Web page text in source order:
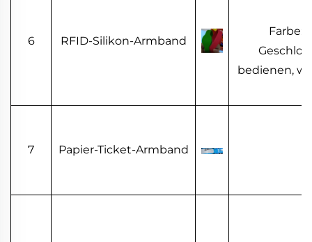
6 RFID-Silikon-Armband
Farbe:
bedienen,
7 Papier-Ticket-Armband